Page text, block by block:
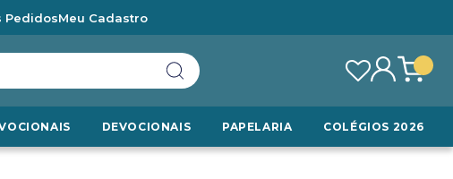
PedidosMeu Cadastro
DEVOCIONAIS PAPELARIA COLÉGIOS 2026